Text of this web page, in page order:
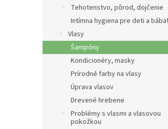
Tehotenstvo, pôrod, dojčenie
Intímna hygiena pre deti a
Vlasy
Šampóny
Kondicionéry, masky
Prírodné farby na vlasy
Úprava vlasov
Drevené hrebene
Problémy s vlasmi a vlasovou
pokožkou